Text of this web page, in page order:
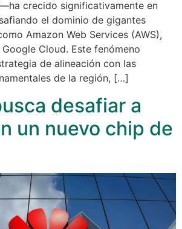
crecido significativamente en
el dominio de gigantes
Amazon Web Services (AWS),
Cloud. Este fenómeno
de alineación con las
de la región, […]
desafiar a
un nuevo chip de